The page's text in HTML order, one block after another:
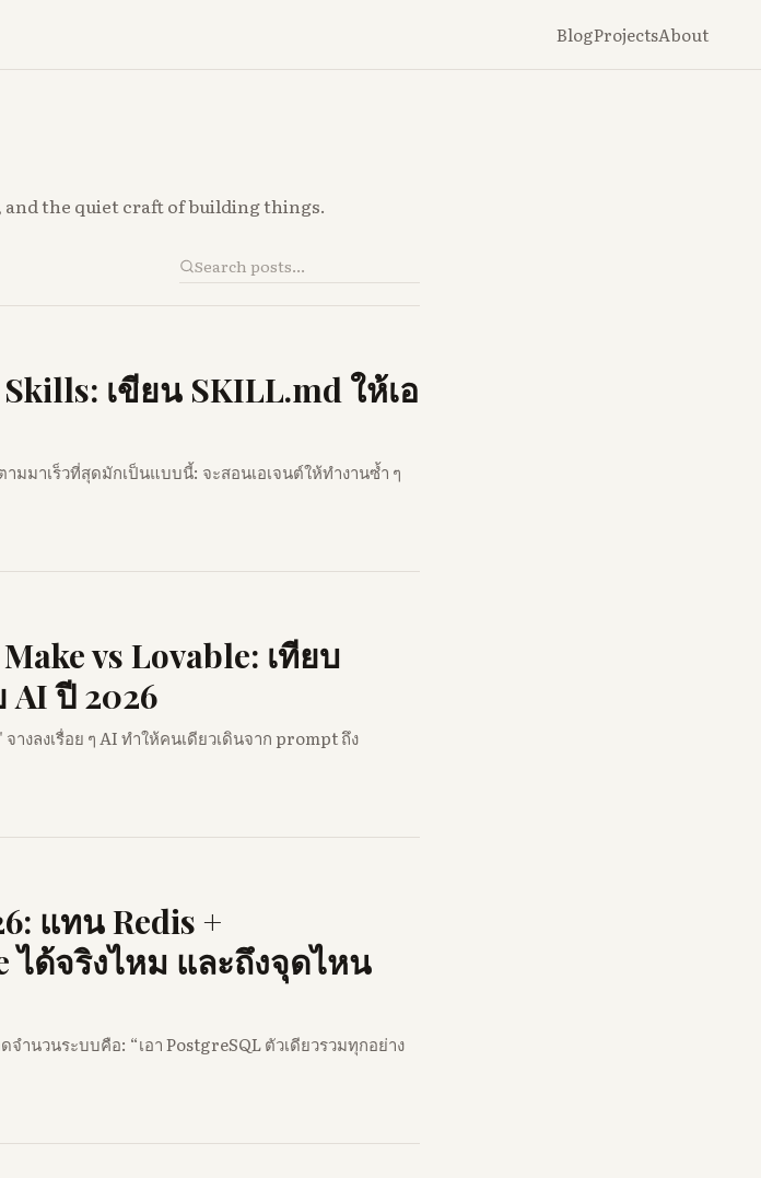
BlogProjectsAbout
the quiet craft of building things.
เขียน SKILL.md ให้เอ
มาเร็วที่สุดมักเป็นแบบนี้: จะสอนเอเจนต์ให้ทำงานซ้ำ ๆ
vs Lovable: เทียบ
AI ปี 2026
งลงเรื่อย ๆ AI ทำให้คนเดียวเดินจาก prompt ถึง
แทน Redis +
ได้จริงไหม และถึงจุดไหน
นวนระบบคือ: “เอา PostgreSQL ตัวเดียวรวมทุกอย่าง